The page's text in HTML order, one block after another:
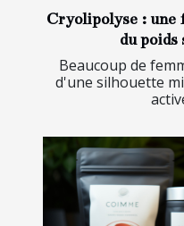
Cryolipolyse : une
du poids
Beaucoup de
d'une silhouette